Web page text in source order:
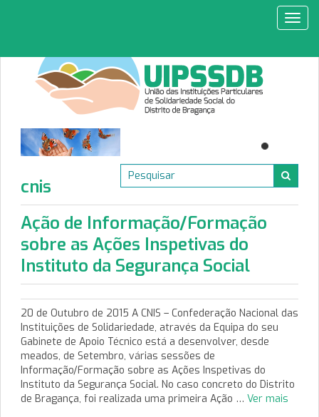
cnis
Ação de Informação/Formação
sobre as Ações Inspetivas do
Instituto da Segurança Social
20 de Outubro de 2015 A CNIS – Confederação Nacional das
Instituições de Solidariedade, através da Equipa do seu
Gabinete de Apoio Técnico está a desenvolver, desde
meados, de Setembro, várias sessões de
Informação/Formação sobre as Ações Inspetivas do
Instituto da Segurança Social. No caso concreto do Distrito
de Bragança, foi realizada uma primeira Ação … Ver mais